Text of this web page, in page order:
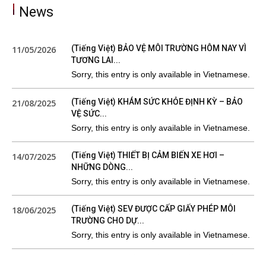
News
11/05/2026
(Tiếng Việt) BẢO VỆ MÔI TRƯỜNG HÔM NAY VÌ
TƯƠNG LAI...
Sorry, this entry is only available in Vietnamese.
21/08/2025
(Tiếng Việt) KHÁM SỨC KHỎE ĐỊNH KỲ – BẢO
VỆ SỨC...
Sorry, this entry is only available in Vietnamese.
14/07/2025
(Tiếng Việt) THIẾT BỊ CẢM BIẾN XE HƠI –
NHỮNG DÒNG...
Sorry, this entry is only available in Vietnamese.
18/06/2025
(Tiếng Việt) SEV ĐƯỢC CẤP GIẤY PHÉP MÔI
TRƯỜNG CHO DỰ...
Sorry, this entry is only available in Vietnamese.